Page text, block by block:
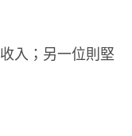
入；另一位則堅